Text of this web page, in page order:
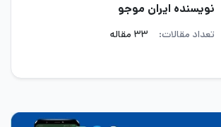
نویسنده ایران موجو
تعداد مقالات: ۳۳ مقاله